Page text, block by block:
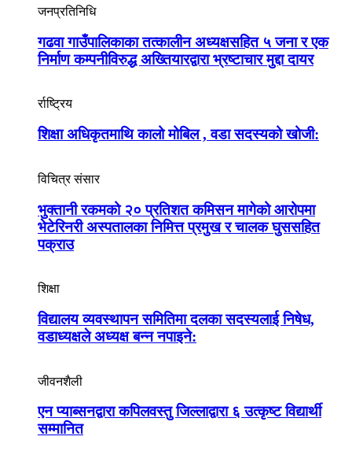
जनप्रतिनिधि
गढवा गाउँपालिकाका तत्कालीन अध्यक्षसहित ५ जना र एक
निर्माण कम्पनीविरुद्ध अख्तियारद्वारा भ्रष्टाचार मुद्दा दायर
र्राष्ट्रिय
शिक्षा अधिकृतमाथि कालो मोबिल , वडा सदस्यको खोजी:
विचित्र संसार
भुक्तानी रकमको २० प्रतिशत कमिसन मागेको आरोपमा
भेटेरिनरी अस्पतालका निमित्त प्रमुख र चालक घुससहित
पक्राउ
शिक्षा
विद्यालय व्यवस्थापन समितिमा दलका सदस्यलाई निषेध,
वडाध्यक्षले अध्यक्ष बन्न नपाइने:
जीवनशैली
एन प्याब्सनद्वारा कपिलवस्तु जिल्लाद्वारा ६ उत्कृष्ट विद्यार्थी
सम्मानित